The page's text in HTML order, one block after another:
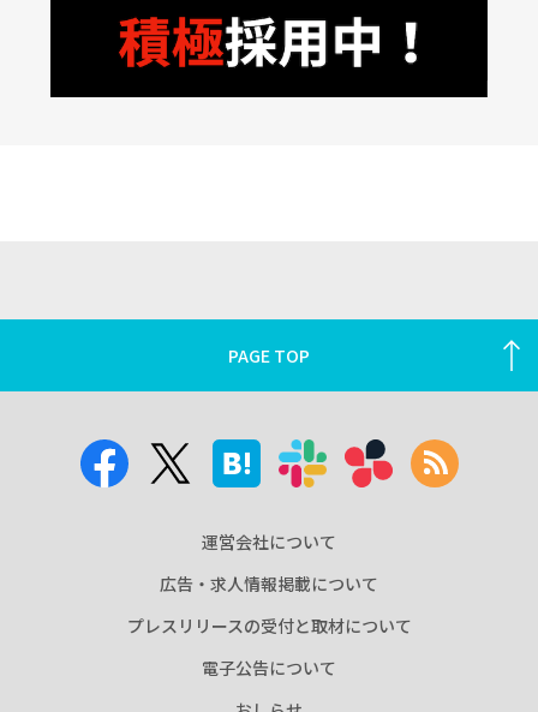
PAGE TOP
運営会社について
広告・求人情報掲載について
プレスリリースの受付と取材について
電子公告について